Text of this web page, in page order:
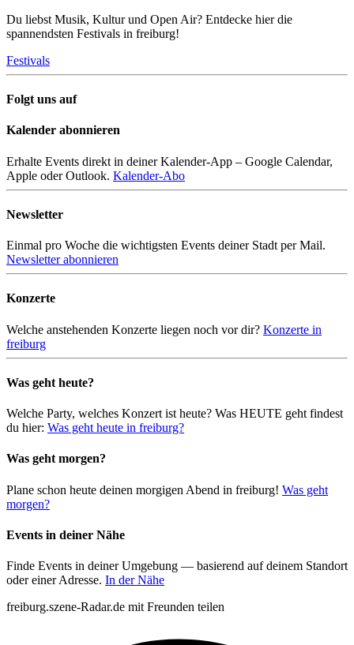
Du liebst Musik, Kultur und Open Air? Entdecke hier die
spannendsten Festivals in freiburg!
Festivals
Folgt uns auf
Kalender abonnieren
Erhalte Events direkt in deiner Kalender-App – Google Calendar,
Apple oder Outlook. Kalender-Abo
Newsletter
Einmal pro Woche die wichtigsten Events deiner Stadt per Mail.
Newsletter abonnieren
Konzerte
Welche anstehenden Konzerte liegen noch vor dir? Konzerte in
freiburg
Was geht heute?
Welche Party, welches Konzert ist heute? Was HEUTE geht findest
du hier: Was geht heute in freiburg?
Was geht morgen?
Plane schon heute deinen morgigen Abend in freiburg! Was geht
morgen?
Events in deiner Nähe
Finde Events in deiner Umgebung — basierend auf deinem Standort
oder einer Adresse. In der Nähe
freiburg.szene-Radar.de mit Freunden teilen